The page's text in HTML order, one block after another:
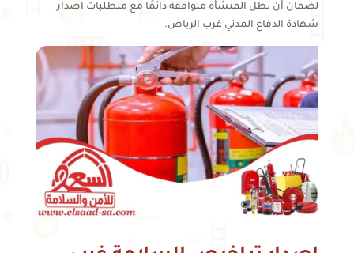
لضمان أن تظل المنشأة متوافقة دائمًا مع متطلبات اصدار
شهادة الدفاع المدني غرب الرياض.